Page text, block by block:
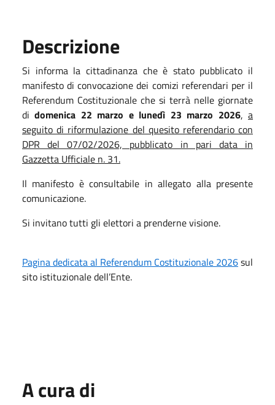
Descrizione
Si informa la cittadinanza che è stato pubblicato il
manifesto di convocazione dei comizi referendari per il
Referendum Costituzionale che si terrà nelle giornate
didomenica 22 marzo e lunedì 23 marzo 2026,a
seguito di riformulazione del quesito referendario con
DPR del 07/02/2026, pubblicato in pari data in
Gazzetta Ufficiale n. 31.
Il manifesto è consultabile in allegato alla presente
comunicazione.
Si invitano tutti gli elettori a prenderne visione.
Pagina dedicata al Referendum Costituzionale 2026sul
sito istituzionale dell’Ente.
A cura di